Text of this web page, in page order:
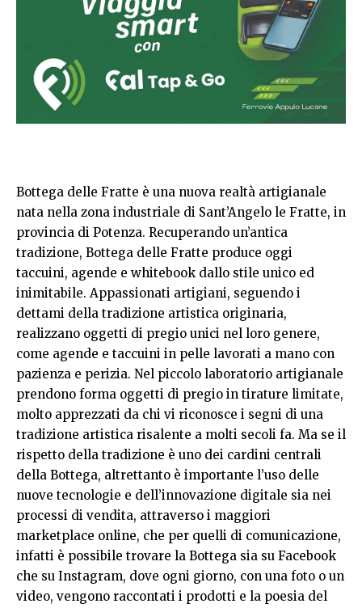
Bottega delle Fratte è una nuova realtà artigianale
nata nella zona industriale di Sant’Angelo le Fratte, in
provincia di Potenza. Recuperando un’antica
tradizione, Bottega delle Fratte produce oggi
taccuini, agende e whitebook dallo stile unico ed
inimitabile. Appassionati artigiani, seguendo i
dettami della tradizione artistica originaria,
realizzano oggetti di pregio unici nel loro genere,
come agende e taccuini in pelle lavorati a mano con
pazienza e perizia. Nel piccolo laboratorio artigianale
prendono forma oggetti di pregio in tirature limitate,
molto apprezzati da chi vi riconosce i segni di una
tradizione artistica risalente a molti secoli fa. Ma se il
rispetto della tradizione è uno dei cardini centrali
della Bottega, altrettanto è importante l’uso delle
nuove tecnologie e dell’innovazione digitale sia nei
processi di vendita, attraverso i maggiori
marketplace online, che per quelli di comunicazione,
infatti è possibile trovare la Bottega sia su Facebook
che su Instagram, dove ogni giorno, con una foto o un
video, vengono raccontati i prodotti e la poesia del